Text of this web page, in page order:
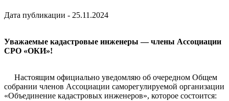
Дата публикации - 25.11.2024
Уважаемые кадастровые инженеры — члены Ассоциации
СРО «ОКИ»!
Настоящим официально уведомляю об очередном Общем
собрании членов Ассоциации саморегулируемой организации
«Объединение кадастровых инженеров», которое состоится: